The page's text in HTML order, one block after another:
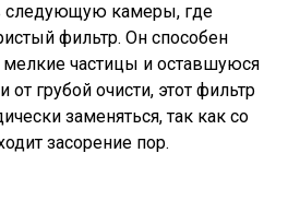
следующую камеры, где
фильтр. Он способен
мелкие частицы и оставшуюся
от грубой очисти, этот фильтр
заменяться, так как со
засорение пор.